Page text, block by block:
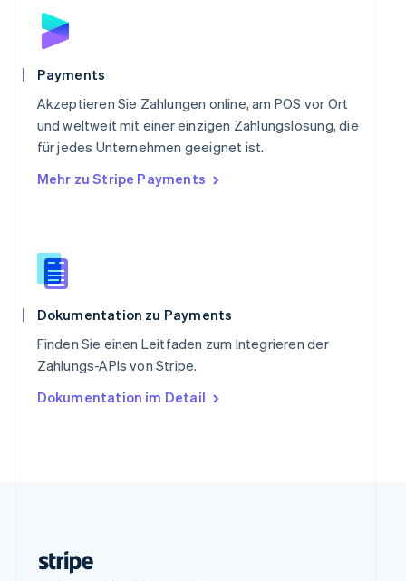
Payments
Akzeptieren Sie Zahlungen online, am POS vor Ort
und weltweit mit einer einzigen Zahlungslösung, die
für jedes Unternehmen geeignet ist.
Mehr zu Stripe Payments
Dokumentation zu Payments
Finden Sie einen Leitfaden zum Integrieren der
Zahlungs-APIs von Stripe.
Dokumentation im Detail
Schweden
Deutsch
Singapur
English 简体中文
Slowakei
English
Slowenien
English
Spanien
Español
Thailand
Tschechische Republik
English
English